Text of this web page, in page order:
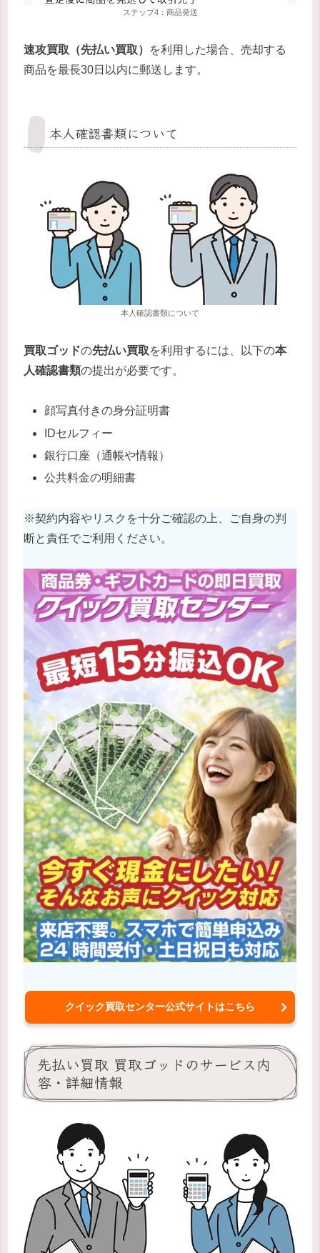
ステップ4：商品発送
速攻買取（先払い買取）
を利用した場合、売却する
商品を最長30日以内に郵送します。
本人確認書類について
本人確認書類について
買取ゴッドの先払い買取を利用するには、以下の本
人確認書類の提出が必要です。
顔写真付きの身分証明書
IDセルフィー
銀行口座（通帳や情報）
公共料金の明細書
※契約内容やリスクを十分ご確認の上、ご自身の判
断と責任でご利用ください。
クイック買取センター公式サイトはこちら
先払い買取 買取ゴッドのサービス内
容・詳細情報